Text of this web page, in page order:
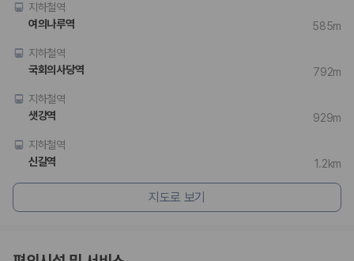
가족 여행, 짐이 많은 여행, 장거리 이동에 적합하며 보험 조건과 차
량 연식을 함께 비교하는 것이 좋습니다.
단체 여행이나 4인 이상 가족 여행에 적합하며 인원수, 짐 공간, 보
험 조건을 함께 확인해야 합니다.
제주렌트카 보험까지 비교해야 진짜 가격비교입
니다
동일한 차량이라도 보험 조건에 따라 실제 부담 금액이 달라질 수 있습니
건을 함께 확인할 수 있도록 돕습니다.
지하철역
여의나루역
585m
지하철역
국회의사당역
792m
지하철역
샛강역
929m
지하철역
신길역
1.2km
지도로 보기